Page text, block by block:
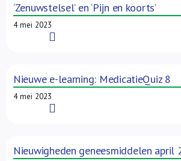
‘Zenuwstelsel’ en ‘Pijn en koorts’
4 mei 2023
Nieuwe e-learning: MedicatieQuiz 8
4 mei 2023
Nieuwigheden geneesmiddelen april